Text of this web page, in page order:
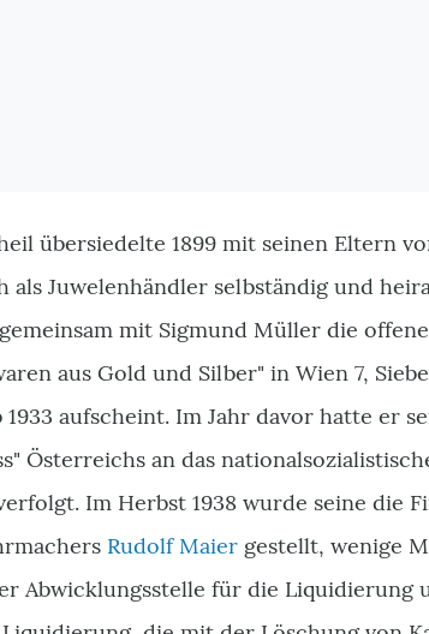
übersiedelte 1899 mit seinen Eltern
als Juwelenhändler selbständig und
mit Sigmund Müller die
aus Gold und Silber" in Wien 7,
aufscheint. Im Jahr davor hatte er
Österreichs an das
Im Herbst 1938 wurde seine die
Rudolf Maier gestellt, wenige
Abwicklungsstelle für die